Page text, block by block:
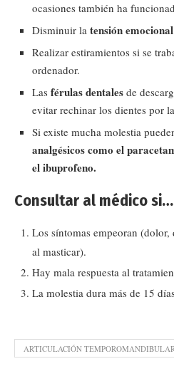
ocasiones también ha
Disminuir la tensión
Realizar estiramientos si se
ordenador.
Las férulas dentales de
evitar rechinar los dientes por
Si existe mucha molestia
analgésicos como el
el ibuprofeno.
Consultar al médico si…
Los síntomas empeoran
al masticar).
Hay mala respuesta al
La molestia dura más de 15
ARTICULACIÓN